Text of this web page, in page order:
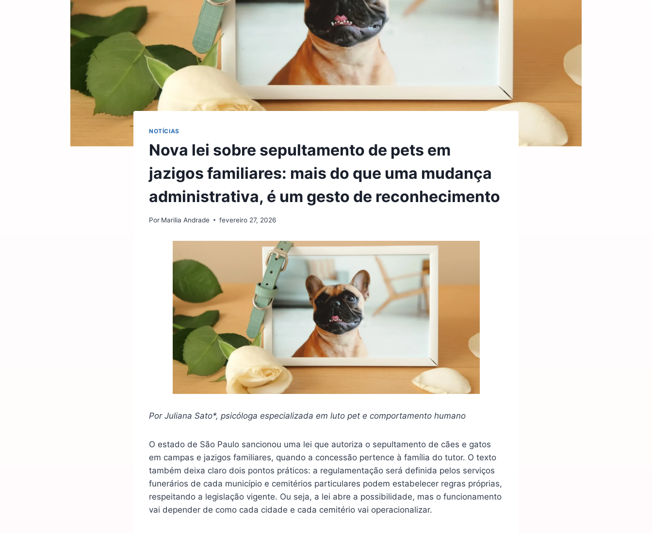
NOTÍCIAS
Nova lei sobre sepultamento de pets em
jazigos familiares: mais do que uma mudança
administrativa, é um gesto de reconhecimento
Por Marilia Andrade fevereiro 27, 2026
Por Juliana Sato*, psicóloga especializada em luto pet e comportamento humano
O estado de São Paulo sancionou uma lei que autoriza o sepultamento de cães e gatos
em campas e jazigos familiares, quando a concessão pertence à família do tutor. O texto
também deixa claro dois pontos práticos: a regulamentação será definida pelos serviços
funerários de cada município e cemitérios particulares podem estabelecer regras próprias,
respeitando a legislação vigente. Ou seja, a lei abre a possibilidade, mas o funcionamento
vai depender de como cada cidade e cada cemitério vai operacionalizar.